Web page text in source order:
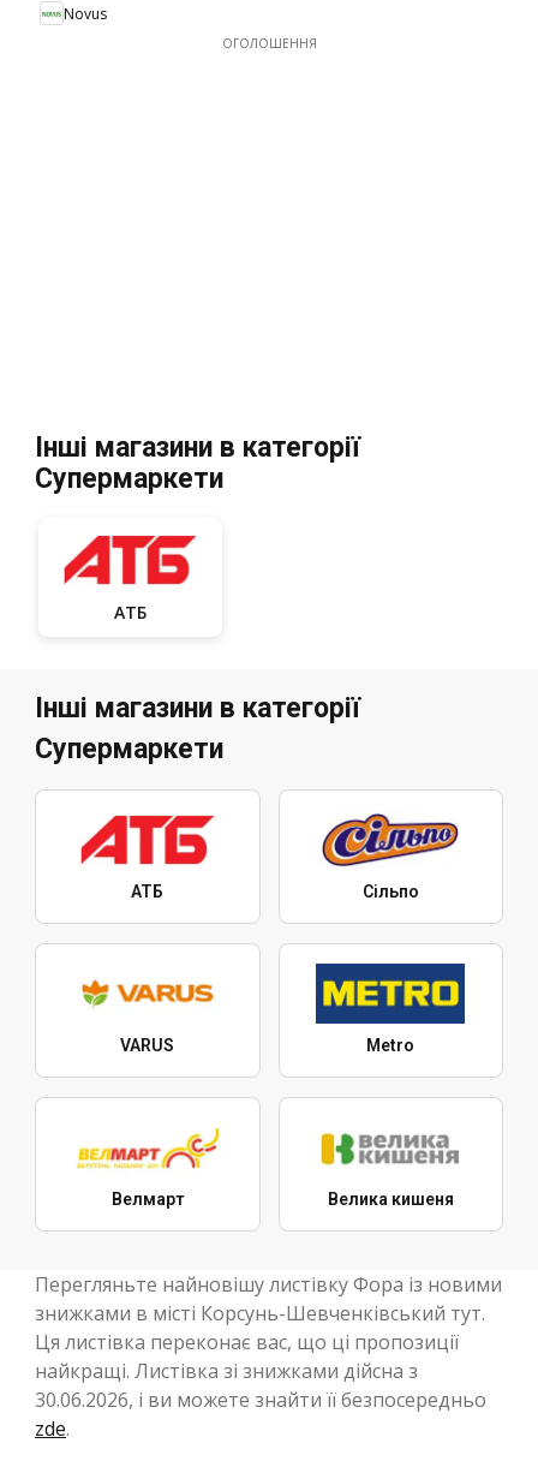
Novus
ОГОЛОШЕННЯ
Інші магазини в категорії
Супермаркети
АТБ
Інші магазини в категорії
Супермаркети
АТБ Сільпо
VARUS Metro
Велмарт Велика кишеня
Перегляньте найновішу листівку Фора із новими
знижками в місті Корсунь-Шевченківський тут.
Ця листівка переконає вас, що ці пропозиції
найкращі. Листівка зі знижками дійсна з
30.06.2026, і ви можете знайти її безпосередньо
zde.